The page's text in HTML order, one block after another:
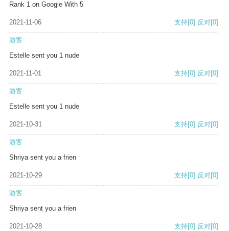
Rank 1 on Google With 5
2021-11-06 支持[0] 反对[0]
游客
Estelle sent you 1 nude
2021-11-01 支持[0] 反对[0]
游客
Estelle sent you 1 nude
2021-10-31 支持[0] 反对[0]
游客
Shriya sent you a frien
2021-10-29 支持[0] 反对[0]
游客
Shriya sent you a frien
2021-10-28 支持[0] 反对[0]